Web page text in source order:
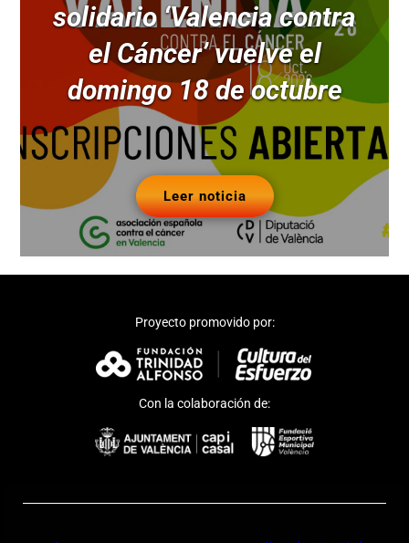
solidario ‘Valencia contra
el Cáncer’ vuelve el
domingo 18 de octubre
Leer noticia
Proyecto promovido por:
Con la colaboración de: